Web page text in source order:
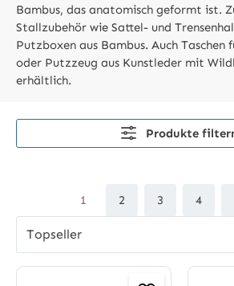
Bambus, das anatomisch geformt ist.
Stallzubehör wie Sattel- und
Putzboxen aus Bambus. Auch Taschen
oder Putzzeug aus Kunstleder mit
erhältlich.
Produkte
Seite
1
Seite
2
Seite
3
Seite
4